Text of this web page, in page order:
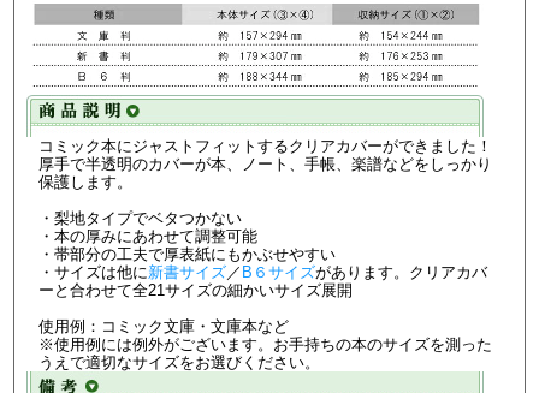
コミック本にジャストフィットするクリアカバーができました！
厚手で半透明のカバーが本、ノート、手帳、楽譜などをしっかり
保護します。
・梨地タイプでベタつかない
・本の厚みにあわせて調整可能
・帯部分の工夫で厚表紙にもかぶせやすい
・サイズは他に新書サイズ ／ B６サイズがあります。クリアカバ
ーと合わせて全21サイズの細かいサイズ展開
使用例：コミック文庫・文庫本など
※使用例には例外がございます。お手持ちの本のサイズを測った
うえで適切なサイズをお選びください。